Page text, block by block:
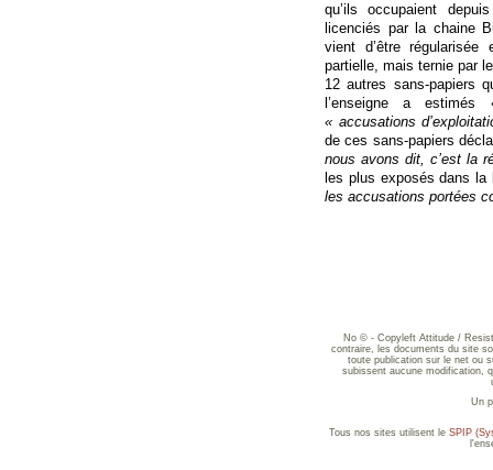
qu’ils occupaient
licenciés par la chaine
vient d’être
partielle, mais ternie par
12 autres sans-papiers
l’enseigne a
« accusations
de ces sans-papiers
nous avons dit, c’est la
les plus exposés dans la
les accusations portées
No © - Copyleft Attitude /
contraire, les documents du site
toute publication sur le net ou
subissent aucune modification,
Un
Tous nos sites utilisent le SPIP